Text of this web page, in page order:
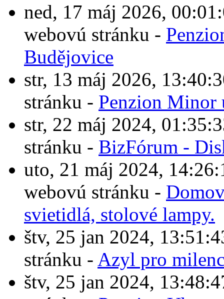
ned, 17 máj 2026,
webovú stránku -
Budějovice
str, 13 máj 2026,
stránku - Penzion Minor
str, 22 máj 2024,
stránku - BizFórum -
uto, 21 máj 2024,
webovú stránku -
svietidlá, stolové lampy.
štv, 25 jan 2024,
stránku - Azyl pro
štv, 25 jan 2024,